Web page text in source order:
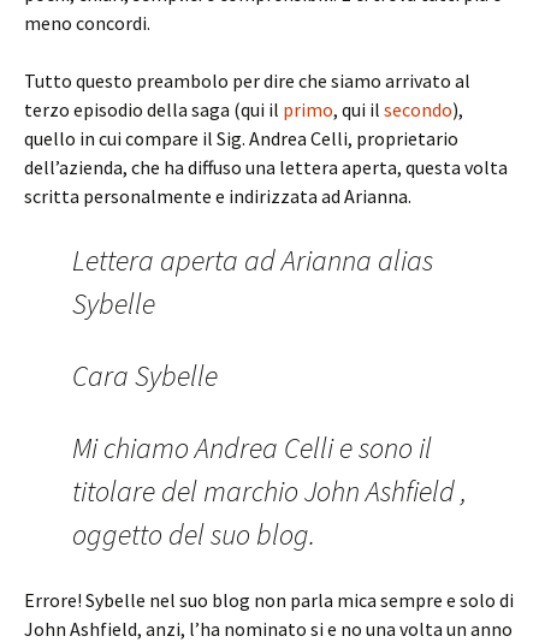
meno concordi.
Tutto questo preambolo per dire che siamo arrivato al
terzo episodio della saga (qui il primo, qui il secondo),
quello in cui compare il Sig. Andrea Celli, proprietario
dell’azienda, che ha diffuso una lettera aperta, questa volta
scritta personalmente e indirizzata ad Arianna.
Lettera aperta ad Arianna alias
Sybelle
Cara Sybelle
Mi chiamo Andrea Celli e sono il
titolare del marchio John Ashfield ,
oggetto del suo blog.
Errore! Sybelle nel suo blog non parla mica sempre e solo di
John Ashfield, anzi, l’ha nominato si e no una volta un anno